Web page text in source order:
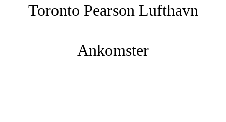
Toronto Pearson Lufthavn
Ankomster